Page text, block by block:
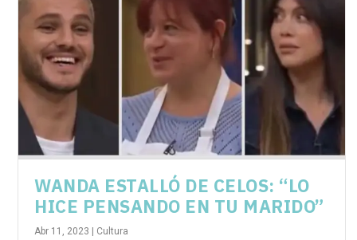
WANDA ESTALLÓ DE CELOS: “LO
HICE PENSANDO EN TU MARIDO”
Abr 11, 2023 Cultura